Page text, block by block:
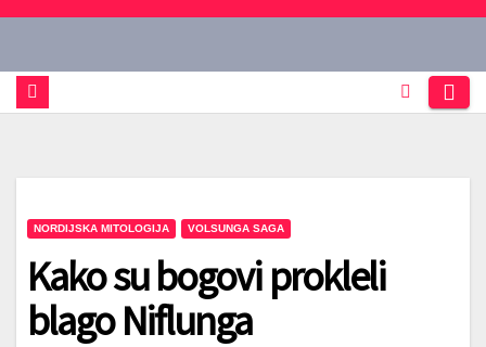
Skip
content
NORDIJSKA MITOLOGIJA VOLSUNGA SAGA
Kako su bogovi prokleli
blago Niflunga